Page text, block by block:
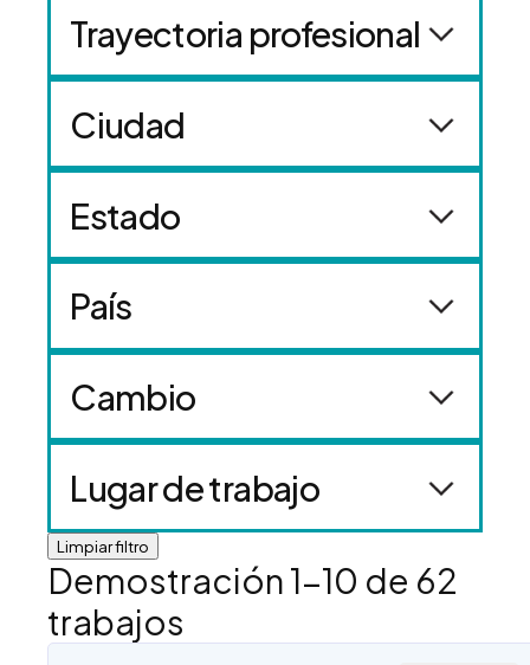
Trayectoria profesional
Ciudad
Estado
País
Cambio
Lugar de trabajo
Limpiar filtro
Demostración1-10 de 62
trabajos